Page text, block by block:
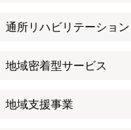
通所リハビリテーション
地域密着型サービス
地域支援事業